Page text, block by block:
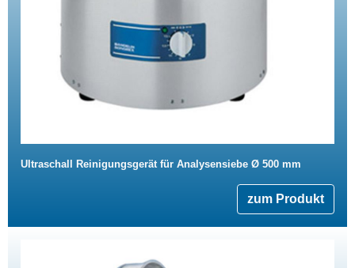
Ultraschall Reinigungsgerät für Analysensiebe Ø 500 mm
zum Produkt